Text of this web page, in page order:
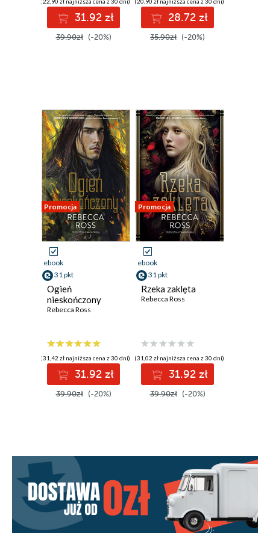
(22,90 zł najniższa cena z 30 dni)
31.92 zł
39.90zł (-20%)
(20,90 zł najniższa cena z 30 dni)
28.72 zł
35.90zł (-20%)
Promocja
ebook
31 pkt
Ogień
nieskończony
Rebecca Ross
(31,42 zł najniższa cena z 30 dni)
31.92 zł
39.90zł (-20%)
Promocja
ebook
31 pkt
Rzeka zaklęta
Rebecca Ross
(31,02 zł najniższa cena z 30 dni)
31.92 zł
39.90zł (-20%)